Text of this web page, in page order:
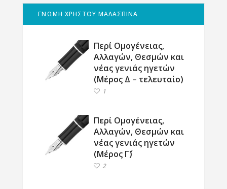
ΓΝΩΜΗ ΧΡΗΣΤΟΥ ΜΑΛΑΣΠΙΝΑ
Περί Ομογένειας,
Αλλαγών, Θεσμών και
νέας γενιάς ηγετών
(Μέρος Δ – τελευταίο)
1
Περί Ομογένειας,
Αλλαγών, Θεσμών και
νέας γενιάς ηγετών
(Μέρος Γ΄)
2